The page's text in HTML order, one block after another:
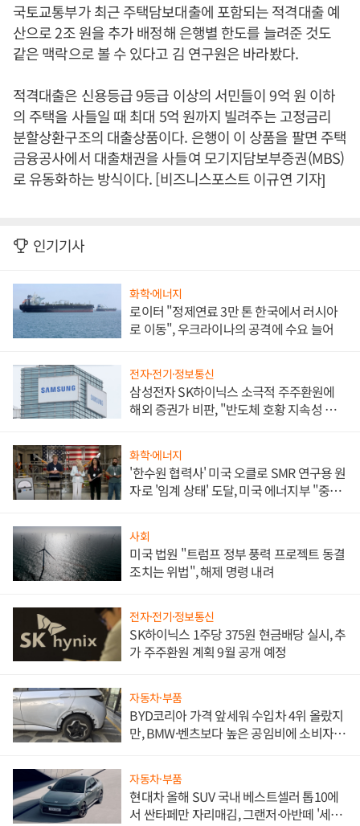
국토교통부가 최근 주택담보대출에 포함되는 적격대출 예
산으로 2조 원을 추가 배정해 은행별 한도를 늘려준 것도
같은 맥락으로 볼 수 있다고 김 연구원은 바라봤다.
적격대출은 신용등급 9등급 이상의 서민들이 9억 원 이하
의 주택을 사들일 때 최대 5억 원까지 빌려주는 고정금리
분할상환구조의 대출상품이다. 은행이 이 상품을 팔면 주택
금융공사에서 대출채권을 사들여 모기지담보부증권(MBS)
로 유동화하는 방식이다. [비즈니스포스트 이규연 기자]
인기기사
화학·에너지
로이터 "정제연료 3만 톤 한국에서 러시아
로 이동", 우크라이나의 공격에 수요 늘어
전자·전기·정보통신
삼성전자 SK하이닉스 소극적 주주환원에
해외 증권가 비판, "반도체 호황 지속성 의
화학·에너지
'한수원 협력사' 미국 오클로 SMR 연구용 원
자로 '임계 상태' 도달, 미국 에너지부 "중요
사회
미국 법원 "트럼프 정부 풍력 프로젝트 동결
조치는 위법", 해제 명령 내려
전자·전기·정보통신
SK하이닉스 1주당 375원 현금배당 실시, 추
가 주주환원 계획 9월 공개 예정
자동차·부품
BYD코리아 가격 앞세워 수입차 4위 올랐지
만, BMW·벤츠보다 높은 공임비에 소비자
자동차·부품
현대차 올해 SUV 국내 베스트셀러 톱10에
서 싼타페만 자리매김, 그랜저·아반떼 '세단